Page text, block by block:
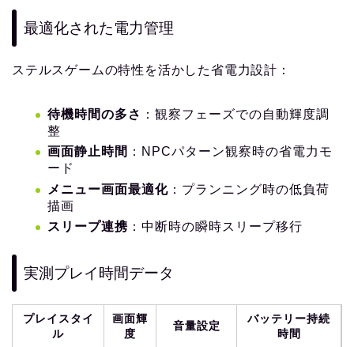
最適化された電力管理
ステルスゲームの特性を活かした省電力設計：
待機時間の多さ ：観察フェーズでの自動輝度調
整
画面静止時間 ：NPCパターン観察時の省電力モ
ード
メニュー画面最適化 ：プランニング時の低負荷
描画
スリープ連携 ：中断時の瞬時スリープ移行
実測プレイ時間データ
プレイスタイ
ル
画面輝
度
音量設定
バッテリー持続
時間